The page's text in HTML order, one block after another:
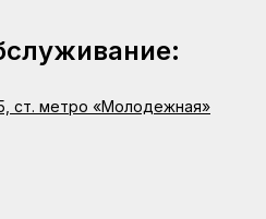
ст. метро «Молодежная»